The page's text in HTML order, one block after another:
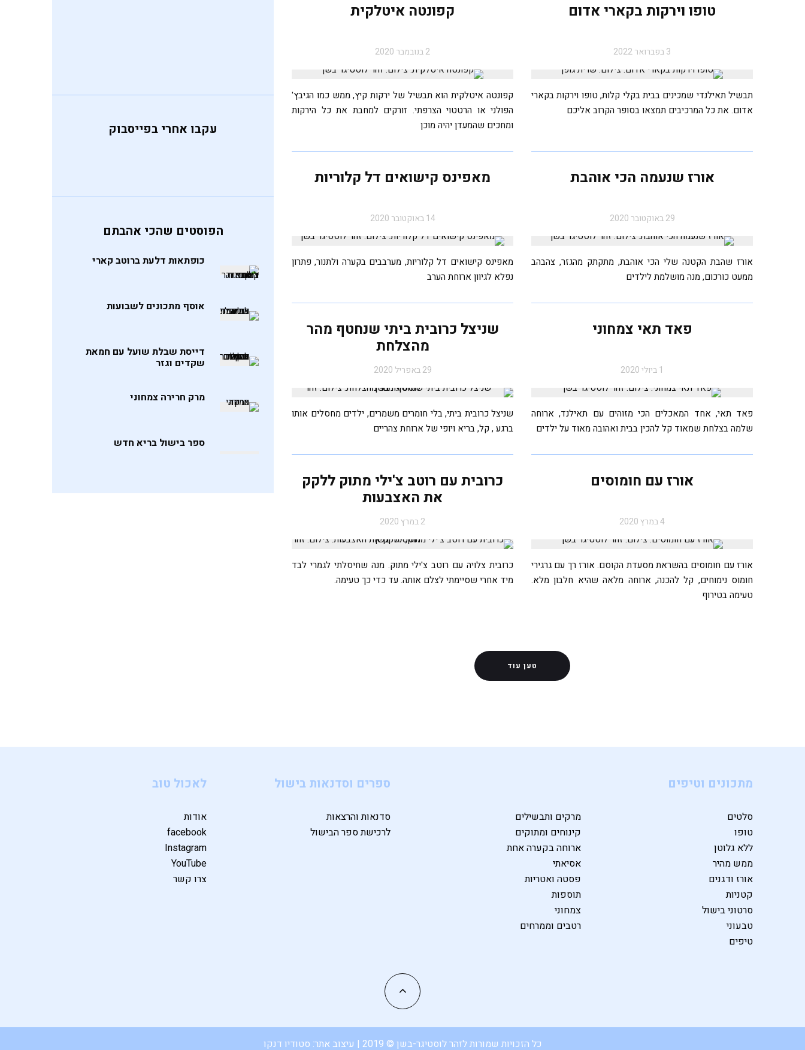
טופו וירקות בקארי אדום
3 בפברואר 2022
תבשיל תאילנדי שמכינים בבית בקלי קלות, טופו וירקות בקארי
אדום. את כל המרכיבים תמצאו בסופר הקרוב אליכם
קפונטה איטלקית
2 בנובמבר 2020
קפונטה איטלקית הוא תבשיל של ירקות קיץ, ממש כמו הגיבץ'
הפולני או הרטטוי הצרפתי. זורקים למחבת את כל הירקות
ומחכים שהמעדן יהיה מוכן
אורז שנעמה הכי אוהבת
29 באוקטובר 2020
אורז שהבת הקטנה שלי הכי אוהבת, מתקתק מהגזר, צהבהב
ממעט כורכום, מנה מושלמת לילדים
מאפינס קישואים דל קלוריות
14 באוקטובר 2020
מאפינס קישואים דל קלוריות, מערבבים בקערה ולתנור, פתרון
נפלא לגיוון ארוחת הערב
פאד תאי צמחוני
1 ביולי 2020
פאד תאי, אחד המאכלים הכי מזוהים עם תאילנד, ארוחה
שלמה בצלחת שמאוד קל להכין בבית ואהובה מאוד על ילדים
שניצל כרובית ביתי שנחטף מהר
מהצלחת
29 באפריל 2020
שניצל כרובית ביתי, בלי חומרים משמרים, ילדים מחסלים אותו
ברגע , קל, בריא ויופי של ארוחת צהריים
אורז עם חומוסים
4 במרץ 2020
אורז עם חומוסים בהשראת מסעדת הקוסם. אורז רך עם גרגירי
חומוס נימוחים, קל להכנה, ארוחה מלאה שהיא חלבון מלא.
טעימה בטירוף
כרובית עם רוטב צ'ילי מתוק ללקק
את האצבעות
2 במרץ 2020
כרובית צלויה עם רוטב צ'ילי מתוק. מנה שחיסלתי לגמרי לבד
מיד אחרי שסיימתי לצלם אותה. עד כדי כך טעימה.
טען עוד
עקבו אחרי בפייסבוק
הפוסטים שהכי אהבתם
כופתאות דלעת ברוטב קארי
אוסף מתכונים לשבועות
דייסת שבלת שועל עם חמאת
שקדים וגזר
מרק חרירה צמחוני
ספר בישול בריא חדש
מתכונים וטיפים
סלטים
מרקים ותבשילים
טופו
קינוחים ומתוקים
ללא גלוטן
ארוחה בקערה אחת
ממש מהיר
אסיאתי
אורז ודגנים
פסטה ואטריות
קטניות
תוספות
סרטוני בישול
צמחוני
טבעוני
רטבים וממרחים
טיפים
ספרים וסדנאות בישול
סדנאות והרצאות
לרכישת ספר הבישול
לאכול טוב
אודות
facebook
Instagram
YouTube
צרו קשר
כל הזכויות שמורות לזהר לוסטיגר-בשן © 2019 | עיצוב אתר: סטודיו דנקו